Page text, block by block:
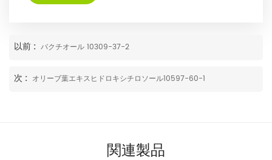
以前 : バクチオール 10309-37-2
次 : オリーブ葉エキスヒドロキシチロソール10597-60-1
関連製品